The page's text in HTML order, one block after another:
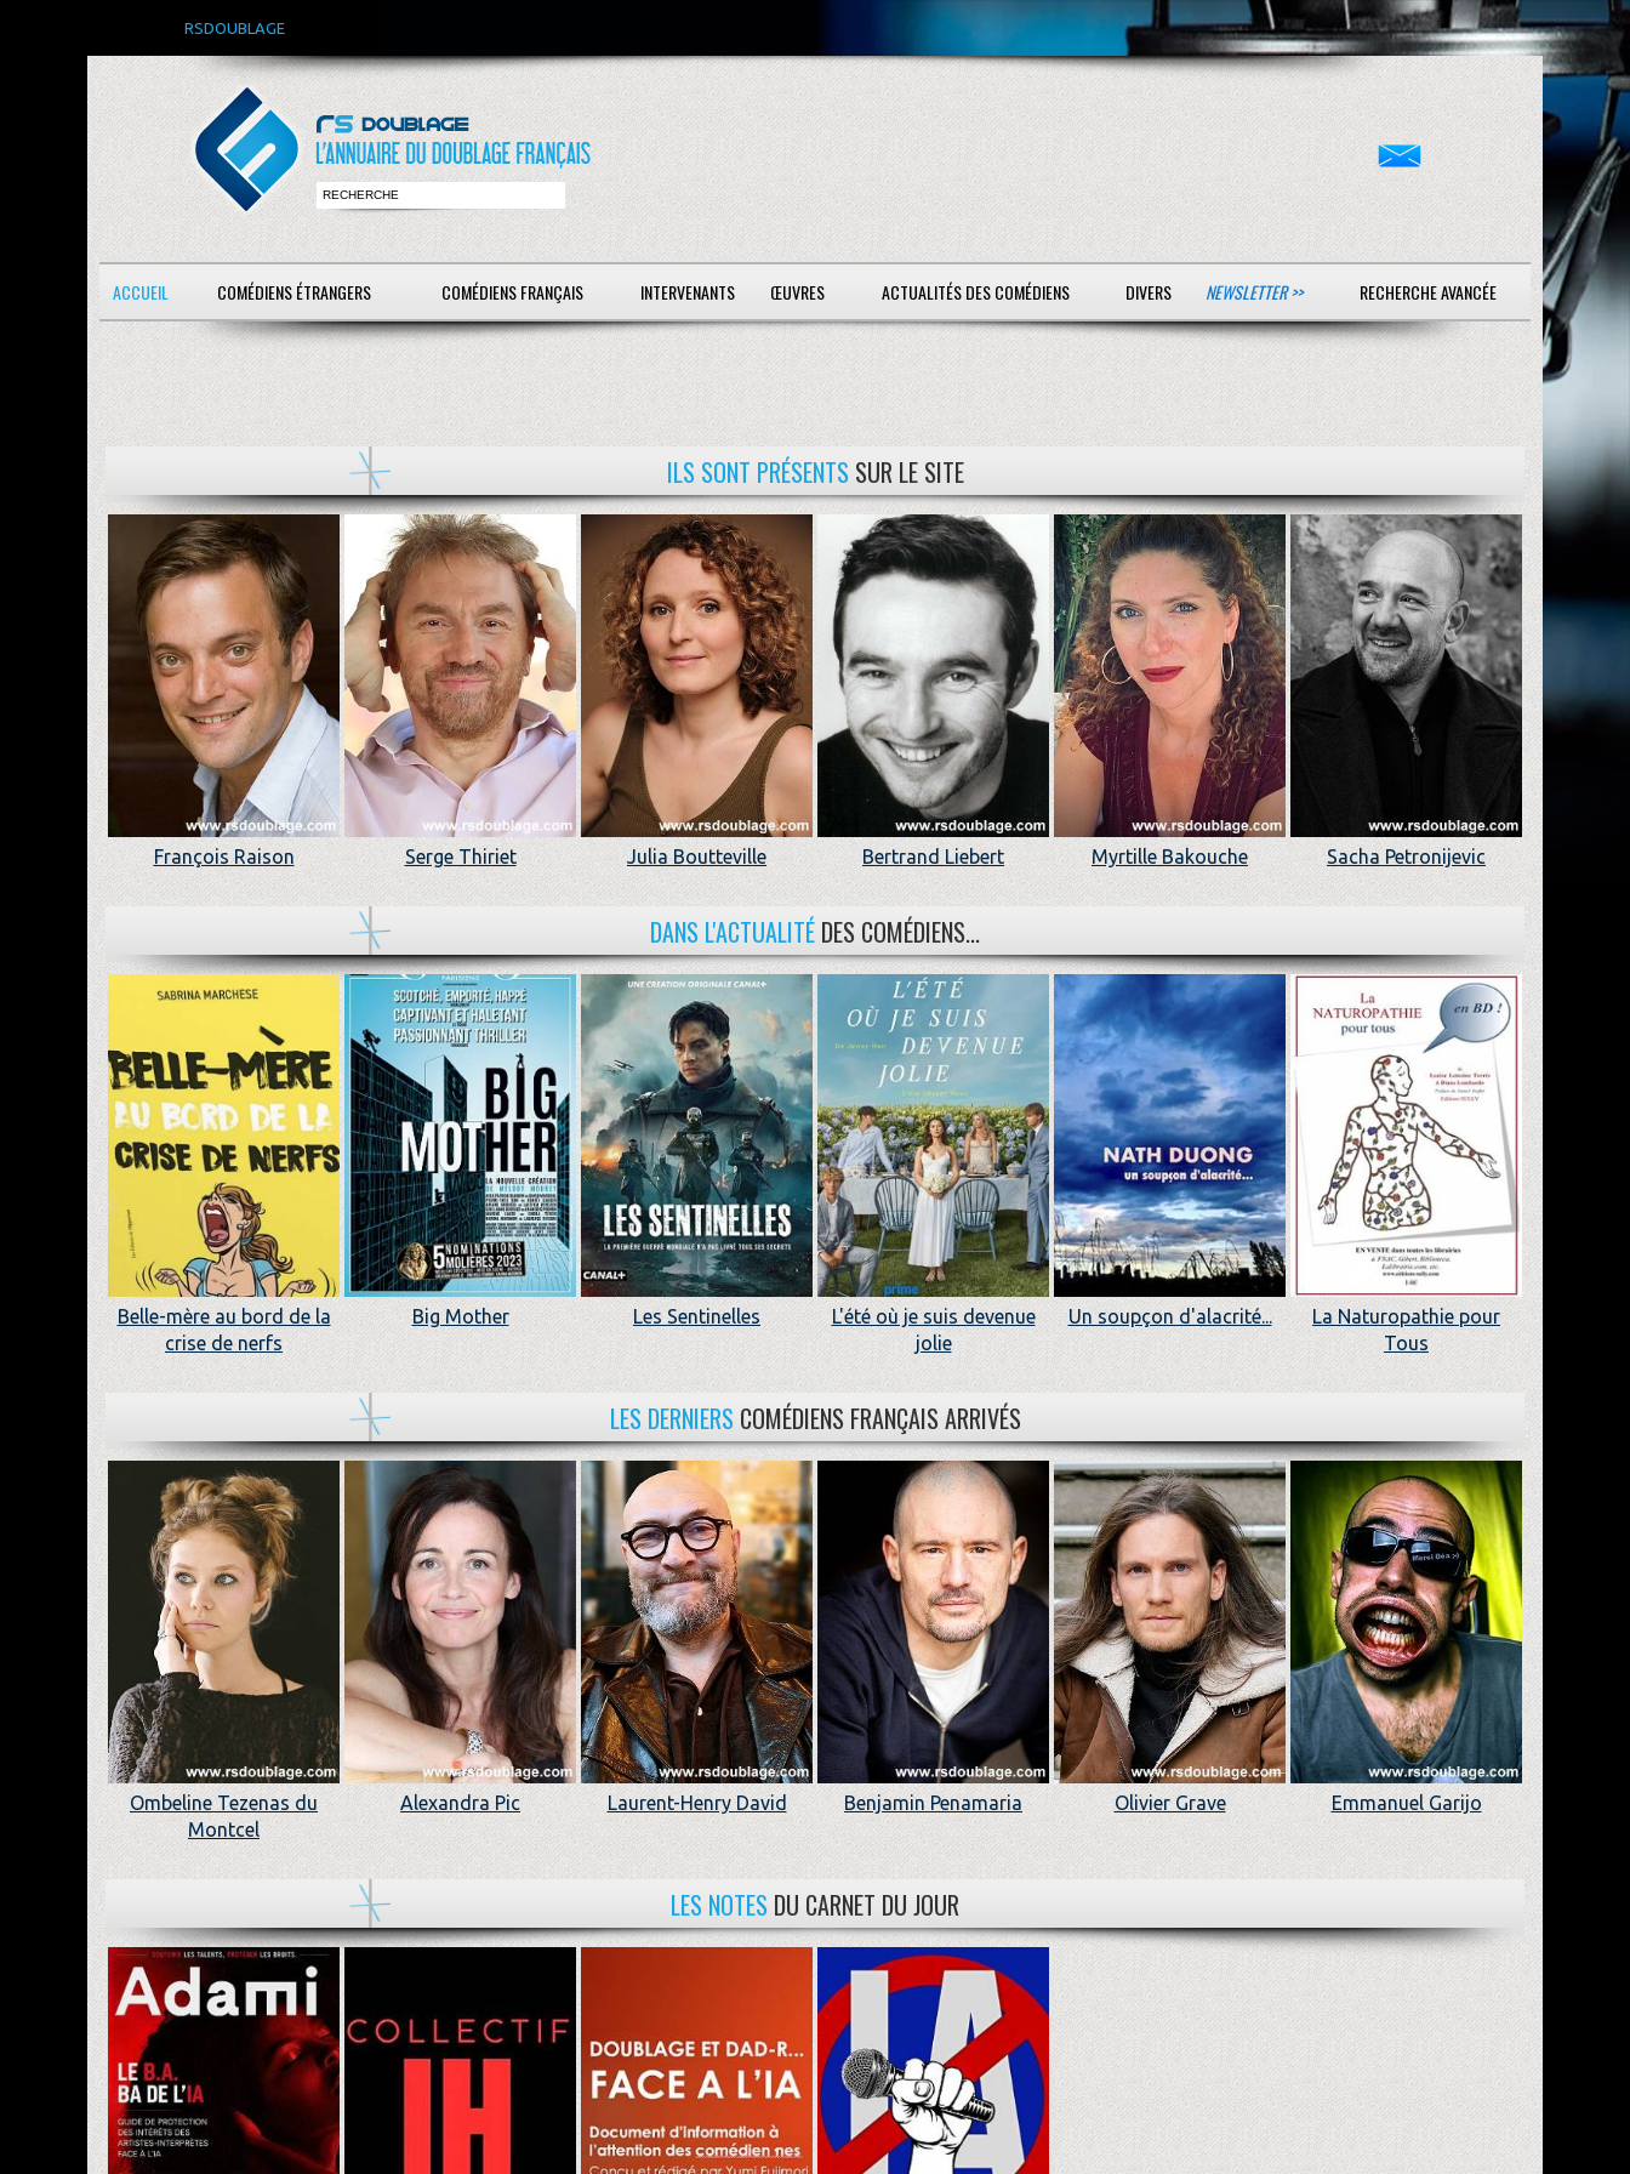
RSDOUBLAGE
ACCUEIL COMÉDIENS ÉTRANGERS COMÉDIENS FRANÇAIS INTERVENANTS ŒUVRES ACTUALITÉS DES COMÉDIENS DIVERS NEWSLETTER >> RECHERCHE AVANCÉE
ILS SONT PRÉSENTS SUR LE SITE
François Raison Serge Thiriet Julia Boutteville Bertrand Liebert Myrtille Bakouche Sacha Petronijevic
DANS L'ACTUALITÉ DES COMÉDIENS...
Belle-mère au bord de la
crise de nerfs
Big Mother Les Sentinelles
L'été où je suis devenue
jolie
Un soupçon d'alacrité...
La Naturopathie pour
Tous
LES DERNIERS COMÉDIENS FRANÇAIS ARRIVÉS
Ombeline Tezenas du
Montcel
Alexandra Pic Laurent-Henry David Benjamin Penamaria Olivier Grave Emmanuel Garijo
LES NOTES DU CARNET DU JOUR